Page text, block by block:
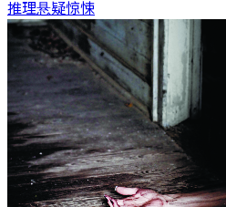
推理悬疑惊悚